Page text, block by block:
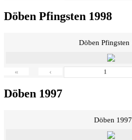
Döben Pfingsten 1998
Döben Pfingsten
« ‹
Döben 1997
Döben 1997